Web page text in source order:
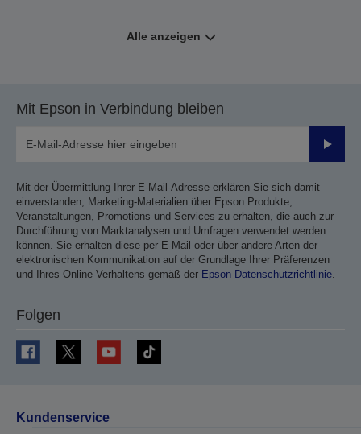
Alle anzeigen
Mit Epson in Verbindung bleiben
Mit der Übermittlung Ihrer E-Mail-Adresse erklären Sie sich damit
einverstanden, Marketing-Materialien über Epson Produkte,
Veranstaltungen, Promotions und Services zu erhalten, die auch zur
Durchführung von Marktanalysen und Umfragen verwendet werden
können. Sie erhalten diese per E-Mail oder über andere Arten der
elektronischen Kommunikation auf der Grundlage Ihrer Präferenzen
und Ihres Online-Verhaltens gemäß der Epson Datenschutzrichtlinie
Folgen
Kundenservice